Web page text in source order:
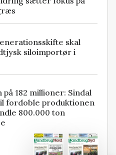
skal
siloimportør i
på 182 millioner: Sindal
fordoble produktionen
800.000 ton